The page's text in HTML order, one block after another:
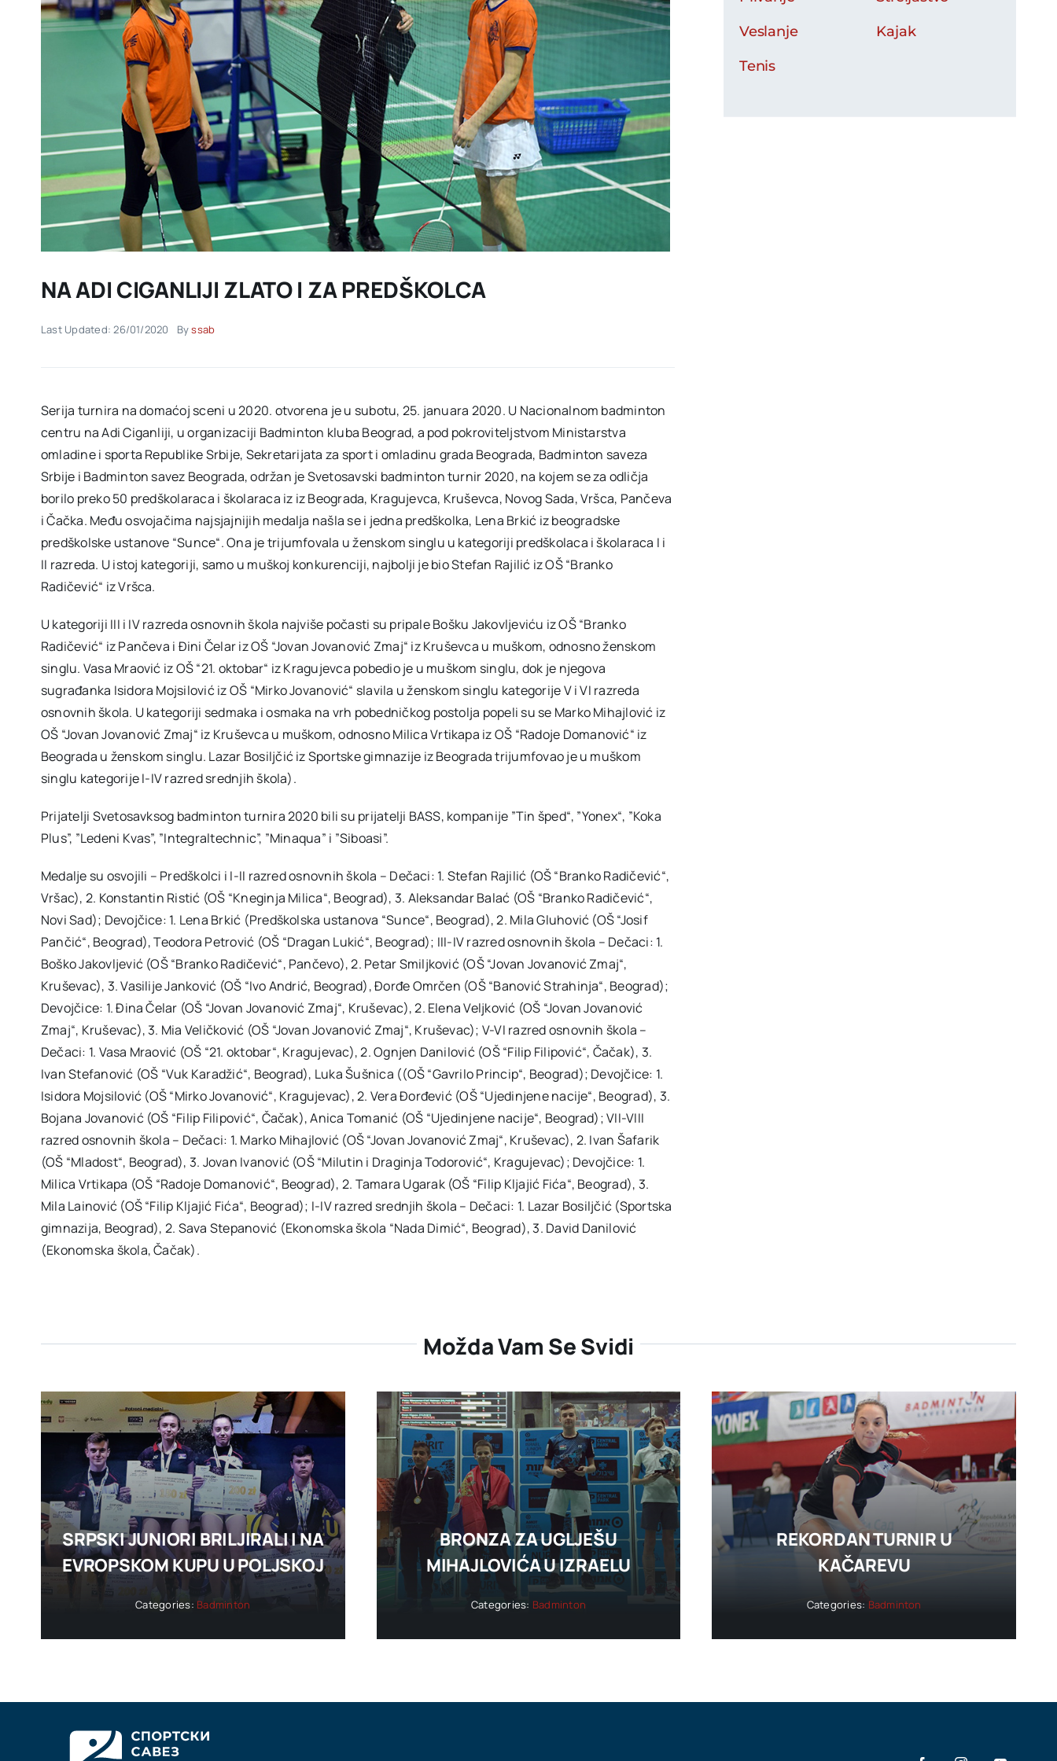
NA ADI CIGANLIJI ZLATO I ZA PREDŠKOLCA
Last Updated: 26/01/2020 Byssab
Serija turnira na domaćoj sceni u 2020. otvorena je u subotu, 25. januara 2020. U Nacionalnom badminton
centru na Adi Ciganliji, u organizaciji Badminton kluba Beograd, a pod pokroviteljstvom Ministarstva
omladine i sporta Republike Srbije, Sekretarijata za sport i omladinu grada Beograda, Badminton saveza
Srbije i Badminton savez Beograda, održan je Svetosavski badminton turnir 2020, na kojem se za odličja
borilo preko 50 predškolaraca i školaraca iz iz Beograda, Kragujevca, Kruševca, Novog Sada, Vršca, Pančeva
i Čačka. Među osvojačima najsjajnijih medalja našla se i jedna predškolka, Lena Brkić iz beogradske
predškolske ustanove “Sunce“. Ona je trijumfovala u ženskom singlu u kategoriji predškolaca i školaraca I i
II razreda. U istoj kategoriji, samo u muškoj konkurenciji, najbolji je bio Stefan Rajilić iz OŠ “Branko
Radičević“ iz Vršca.
U kategoriji III i IV razreda osnovnih škola najviše počasti su pripale Bošku Jakovljeviću iz OŠ “Branko
Radičević“ iz Pančeva i Đini Čelar iz OŠ “Jovan Jovanović Zmaj“ iz Kruševca u muškom, odnosno ženskom
singlu. Vasa Mraović iz OŠ “21. oktobar“ iz Kragujevca pobedio je u muškom singlu, dok je njegova
sugrađanka Isidora Mojsilović iz OŠ “Mirko Jovanović“ slavila u ženskom singlu kategorije V i VI razreda
osnovnih škola. U kategoriji sedmaka i osmaka na vrh pobedničkog postolja popeli su se Marko Mihajlović iz
OŠ “Jovan Jovanović Zmaj“ iz Kruševca u muškom, odnosno Milica Vrtikapa iz OŠ “Radoje Domanović“ iz
Beograda u ženskom singlu. Lazar Bosiljčić iz Sportske gimnazije iz Beograda trijumfovao je u muškom
singlu kategorije I-IV razred srednjih škola).
Prijatelji Svetosavksog badminton turnira 2020 bili su prijatelji BASS, kompanije ”Tin šped“, ”Yonex“, ”Koka
Plus”, ”Ledeni Kvas”, ”Integraltechnic”, ”Minaqua” i ”Siboasi”.
Medalje su osvojili – Predškolci i I-II razred osnovnih škola – Dečaci: 1. Stefan Rajilić (OŠ “Branko Radičević“,
Vršac), 2. Konstantin Ristić (OŠ “Kneginja Milica“, Beograd), 3. Aleksandar Balać (OŠ “Branko Radičević“,
Novi Sad); Devojčice: 1. Lena Brkić (Predškolska ustanova “Sunce“, Beograd), 2. Mila Gluhović (OŠ “Josif
Pančić“, Beograd), Teodora Petrović (OŠ “Dragan Lukić“, Beograd); III-IV razred osnovnih škola – Dečaci: 1.
Boško Jakovljević (OŠ “Branko Radičević“, Pančevo), 2. Petar Smiljković (OŠ “Jovan Jovanović Zmaj“,
Kruševac), 3. Vasilije Janković (OŠ “Ivo Andrić, Beograd), Đorđe Omrčen (OŠ “Banović Strahinja“, Beograd);
Devojčice: 1. Đina Čelar (OŠ “Jovan Jovanović Zmaj“, Kruševac), 2. Elena Veljković (OŠ “Jovan Jovanović
Zmaj“, Kruševac), 3. Mia Veličković (OŠ “Jovan Jovanović Zmaj“, Kruševac); V-VI razred osnovnih škola –
Dečaci: 1. Vasa Mraović (OŠ “21. oktobar“, Kragujevac), 2. Ognjen Danilović (OŠ “Filip Filipović“, Čačak), 3.
Ivan Stefanović (OŠ “Vuk Karadžić“, Beograd), Luka Šušnica ((OŠ “Gavrilo Princip“, Beograd); Devojčice: 1.
Isidora Mojsilović (OŠ “Mirko Jovanović“, Kragujevac), 2. Vera Đorđević (OŠ “Ujedinjene nacije“, Beograd), 3.
Bojana Jovanović (OŠ “Filip Filipović“, Čačak), Anica Tomanić (OŠ “Ujedinjene nacije“, Beograd); VII-VIII
razred osnovnih škola – Dečaci: 1. Marko Mihajlović (OŠ “Jovan Jovanović Zmaj“, Kruševac), 2. Ivan Šafarik
(OŠ “Mladost“, Beograd), 3. Jovan Ivanović (OŠ “Milutin i Draginja Todorović“, Kragujevac); Devojčice: 1.
Milica Vrtikapa (OŠ “Radoje Domanović“, Beograd), 2. Tamara Ugarak (OŠ “Filip Kljajić Fića“, Beograd), 3.
Mila Lainović (OŠ “Filip Kljajić Fića“, Beograd); I-IV razred srednjih škola – Dečaci: 1. Lazar Bosiljčić (Sportska
gimnazija, Beograd), 2. Sava Stepanović (Ekonomska škola “Nada Dimić“, Beograd), 3. David Danilović
(Ekonomska škola, Čačak).
Veslanje
Kajak
Tenis
Možda Vam Se Svidi
SRPSKI JUNIORI BRILJIRALI I NA
EVROPSKOM KUPU U POLJSKOJ
Categories: Badminton
BRONZA ZA UGLJEŠU
MIHAJLOVIĆA U IZRAELU
Categories: Badminton
REKORDAN TURNIR U
KAČAREVU
Categories: Badminton